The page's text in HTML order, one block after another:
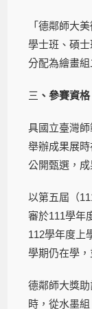
「德鄰師大
學士班、碩
分配為繪畫組
三 、參賽資格
具國立臺灣
舉辦成果展
公開甄選，
以第五屆（
審於111學年
112學年度上
學期仍在學
德鄰師大獎
時，從水墨